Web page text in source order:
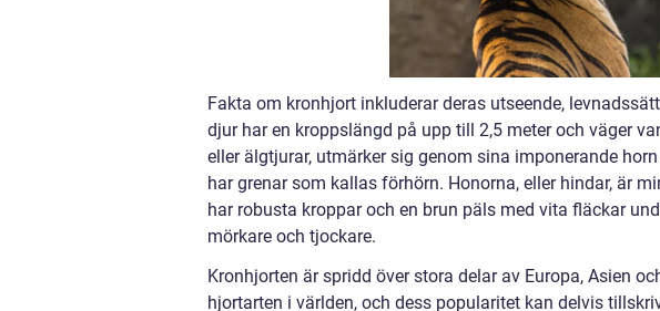
Fakta om kronhjort inkluderar deras utseende,
djur har en kroppslängd på upp till 2,5 meter och väger
eller älgtjurar, utmärker sig genom sina imponerande
har grenar som kallas förhörn. Honorna, eller hindar, är
har robusta kroppar och en brun päls med vita fläckar
mörkare och tjockare.
Kronhjorten är spridd över stora delar av Europa, Asien
hjortarten i världen, och dess popularitet kan delvis